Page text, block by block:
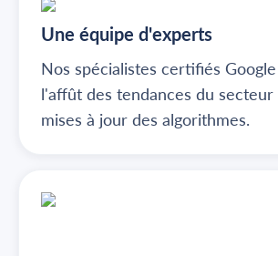
Une équipe d'experts
Nos spécialistes certifiés
l'affût des tendances du secteur
mises à jour des algorithmes.